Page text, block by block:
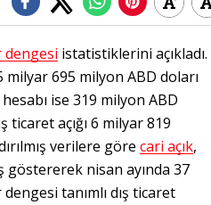
dengesi istatistiklerini açıkladı.
milyar 695 milyon ABD doları
ise 319 milyon ABD
ticaret açığı 6 milyar 819
verilere göre cari açık,
nisan ayında 37
tanımlı dış ticaret